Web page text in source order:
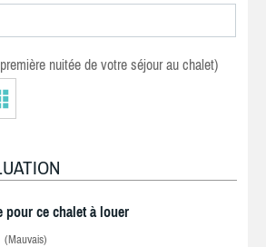
nuitée de votre séjour au chalet)
pour ce chalet à louer
(Mauvais)